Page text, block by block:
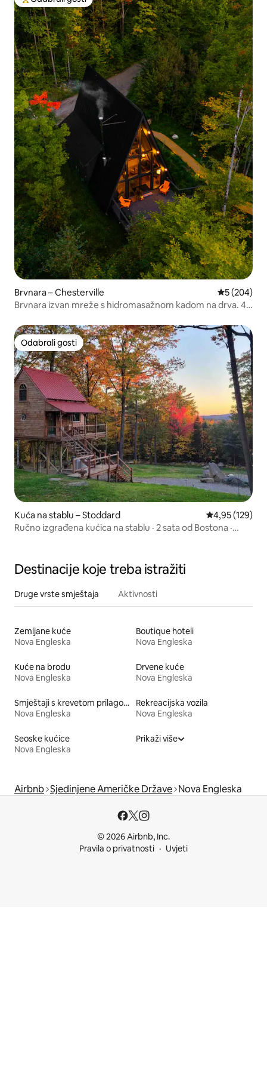
Među najviše rangiranima s oznakom „Odabrali gosti”
Brvnara – Chesterville Prosječna
5 (204)
Brvnara izvan mreže s hidromasažnom kadom na drva. 4
Odabrali gosti
Odabrali gosti
Kuća na stablu – Stoddard Prosječna
4,95 (129)
Ručno izgrađena kućica na stablu · 2 sata od Bostona ·
Destinacije koje treba istražiti
Druge vrste smještaja Aktivnosti
Zemljane kuće
Nova Engleska
Boutique hoteli
Nova Engleska
Kuće na brodu
Nova Engleska
Drvene kuće
Nova Engleska
Smještaji s krevetom prilagođene visine
Nova Engleska
Rekreacijska vozila
Nova Engleska
Seoske kućice
Nova Engleska
Prikaži više
Airbnb Sjedinjene Američke Države Nova Engleska
© 2026 Airbnb, Inc.
Pravila o privatnosti
Uvjeti